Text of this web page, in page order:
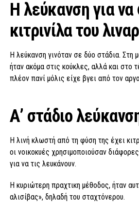
Η λεύκανση για να
κιτρινίλα του
Η λεύκανση γινόταν σε δύο στάδια. Στη
ήταν ακόμα στις κούκλες, αλλά και στο
πλέον πανί μόλις είχε βγει από τον
Α’ στάδιο
Η λινή κλωστή από τη φύση της έχει
οι νοικοκυές χρησιμοποιούσαν
για να τις λευκάνουν.
Η κυριώτερη πραχτικη μέθοδος, ήταν
αλισίβας», δηλαδή του σταχτόνερου.